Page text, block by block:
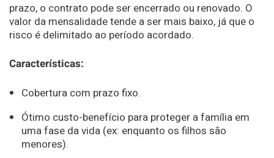
prazo, o contrato pode ser encerrado ou renovado. O
valor da mensalidade tende a ser mais baixo, já que o
risco é delimitado ao período acordado.
Características:
Cobertura com prazo fixo.
Ótimo custo-benefício para proteger a família em
uma fase da vida (ex: enquanto os filhos são
menores).